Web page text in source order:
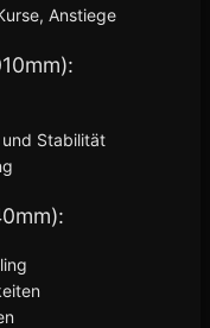
Anstiege
Stabilität